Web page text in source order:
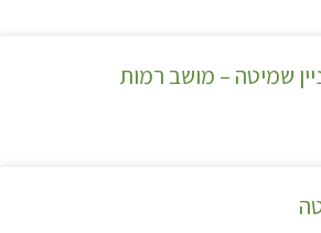
שמיטה – מושב רמות